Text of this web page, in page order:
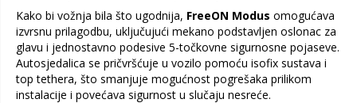
Kako bi vožnja bila što ugodnija, FreeON Modus omogućava
izvrsnu prilagodbu, uključujući mekano podstavljen oslonac za
glavu i jednostavno podesive 5-točkovne sigurnosne pojaseve.
Autosjedalica se pričvršćuje u vozilo pomoću isofix sustava i
top tethera, što smanjuje mogućnost pogrešaka prilikom
instalacije i povećava sigurnost u slučaju nesreće.